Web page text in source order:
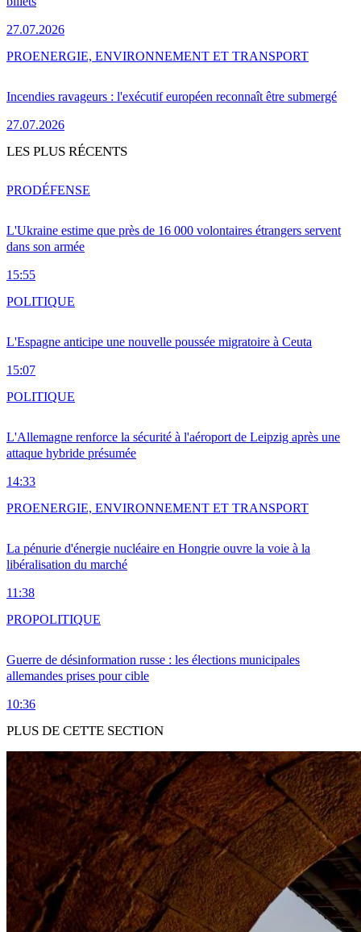
27.07.2026
Incendies ravageurs : l'exécutif européen reconnaît être submergé
27.07.2026
PROENERGIE, ENVIRONNEMENT ET TRANSPORT
LES PLUS RÉCENTS
L'Ukraine estime que près de 16 000 volontaires étrangers servent
dans son armée
15:55
PRODÉFENSE
L'Espagne anticipe une nouvelle poussée migratoire à Ceuta
15:07
POLITIQUE
L'Allemagne renforce la sécurité à l'aéroport de Leipzig après une
attaque hybride présumée
14:33
POLITIQUE
La pénurie d'énergie nucléaire en Hongrie ouvre la voie à la
libéralisation du marché
11:38
PROENERGIE, ENVIRONNEMENT ET TRANSPORT
Guerre de désinformation russe : les élections municipales
allemandes prises pour cible
10:36
PROPOLITIQUE
PLUS DE CETTE SECTION